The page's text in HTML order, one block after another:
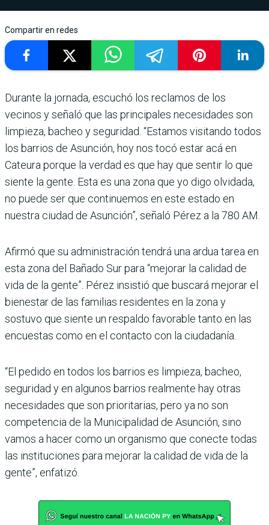
Compartir en redes
Durante la jornada, escuchó los reclamos de los
vecinos y señaló que las principales necesidades son
limpieza, bacheo y seguridad. “Estamos visitando todos
los barrios de Asunción, hoy nos tocó estar acá en
Cateura porque la verdad es que hay que sentir lo que
siente la gente. Esta es una zona que yo digo olvidada,
no puede ser que continuemos en este estado en
nuestra ciudad de Asunción”, señaló Pérez a la 780 AM.
Afirmó que su administración tendrá una ardua tarea en
esta zona del Bañado Sur para “mejorar la calidad de
vida de la gente”. Pérez insistió que buscará mejorar el
bienestar de las familias residentes en la zona y
sostuvo que siente un respaldo favorable tanto en las
encuestas como en el contacto con la ciudadanía.
“El pedido en todos los barrios es limpieza, bacheo,
seguridad y en algunos barrios realmente hay otras
necesidades que son prioritarias, pero ya no son
competencia de la Municipalidad de Asunción, sino
vamos a hacer como un organismo que conecte todas
las instituciones para mejorar la calidad de vida de la
gente”, enfatizó.